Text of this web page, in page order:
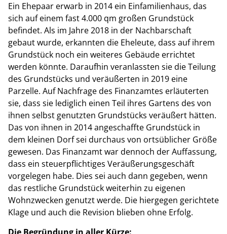
Ein Ehepaar erwarb in 2014 ein Einfamilienhaus, das
sich auf einem fast 4.000 qm großen Grundstück
befindet. Als im Jahre 2018 in der Nachbarschaft
gebaut wurde, erkannten die Eheleute, dass auf ihrem
Grundstück noch ein weiteres Gebäude errichtet
werden könnte. Daraufhin veranlassten sie die Teilung
des Grundstücks und veräußerten in 2019 eine
Parzelle. Auf Nachfrage des Finanzamtes erläuterten
sie, dass sie lediglich einen Teil ihres Gartens des von
ihnen selbst genutzten Grundstücks veräußert hätten.
Das von ihnen in 2014 angeschaffte Grundstück in
dem kleinen Dorf sei durchaus von ortsüblicher Größe
gewesen. Das Finanzamt war dennoch der Auffassung,
dass ein steuerpflichtiges Veräußerungsgeschäft
vorgelegen habe. Dies sei auch dann gegeben, wenn
das restliche Grundstück weiterhin zu eigenen
Wohnzwecken genutzt werde. Die hiergegen gerichtete
Klage und auch die Revision blieben ohne Erfolg.